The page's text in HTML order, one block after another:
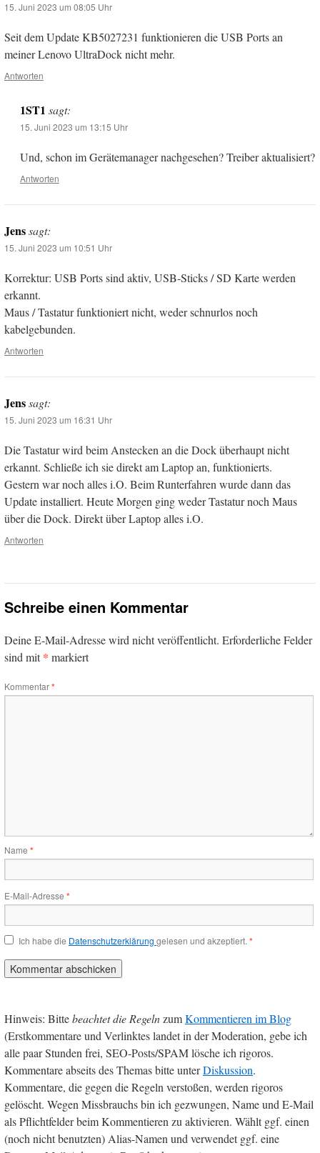
15. Juni 2023 um 08:05 Uhr
Seit dem Update KB5027231 funktionieren die USB Ports an
meiner Lenovo UltraDock nicht mehr.
Antworten
1ST1 sagt:
15. Juni 2023 um 13:15 Uhr
Und, schon im Gerätemanager nachgesehen? Treiber aktualisiert?
Antworten
Jenssagt:
15. Juni 2023 um 10:51 Uhr
Korrektur: USB Ports sind aktiv, USB-Sticks / SD Karte werden
erkannt.
Maus / Tastatur funktioniert nicht, weder schnurlos noch
kabelgebunden.
Antworten
Jenssagt:
15. Juni 2023 um 16:31 Uhr
Die Tastatur wird beim Anstecken an die Dock überhaupt nicht
erkannt. Schließe ich sie direkt am Laptop an, funktionierts.
Gestern war noch alles i.O. Beim Runterfahren wurde dann das
Update installiert. Heute Morgen ging weder Tastatur noch Maus
über die Dock. Direkt über Laptop alles i.O.
Antworten
Schreibe einen Kommentar
Deine E-Mail-Adresse wird nicht veröffentlicht. Erforderliche Felder
sind mit* markiert
Kommentar*
Name *
E-Mail-Adresse *
Ich habe die Datenschutzerklärung gelesen und akzeptiert. *
Hinweis: Bittebeachtet die RegelnzumKommentieren im Blog
(Erstkommentare und Verlinktes landet in der Moderation, gebe ich
alle paar Stunden frei, SEO-Posts/SPAM lösche ich rigoros.
Kommentare abseits des Themas bitte unterDiskussion.
Kommentare, die gegen die Regeln verstoßen, werden rigoros
gelöscht. Wegen Missbrauchs bin ich gezwungen, Name und E-Mail
als Pflichtfelder beim Kommentieren zu aktivieren. Wählt ggf. einen
(noch nicht benutzten) Alias-Namen und verwendet ggf. eine